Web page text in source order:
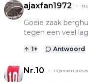
ajaxfan1972 13
Goeie zaak
tegen een veel
1+ Antwoord
Nr.10 13 januari 2025